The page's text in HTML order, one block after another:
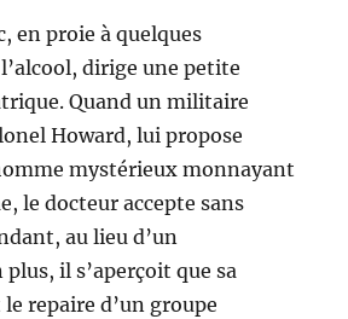
en proie à quelques
dirige une petite
Quand un militaire
Howard, lui propose
mystérieux monnayant
le docteur accepte sans
au lieu d’un
il s’aperçoit que sa
repaire d’un groupe